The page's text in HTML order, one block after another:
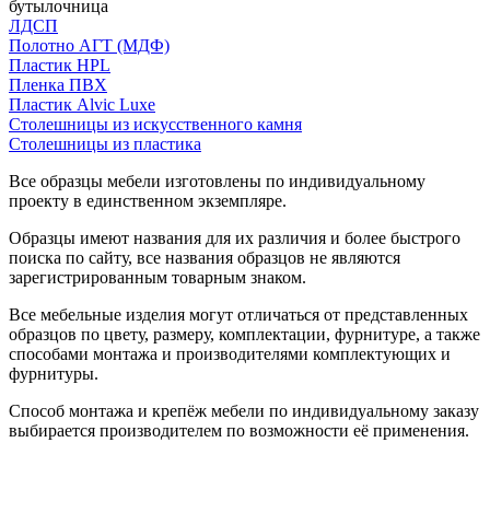
бутылочница
ЛДСП
Полотно АГТ (МДФ)
Пластик HPL
Пленка ПВХ
Пластик Alvic Luxe
Столешницы из искусственного камня
Столешницы из пластика
Все образцы мебели изготовлены по индивидуальному
проекту в единственном экземпляре.
Образцы имеют названия для их различия и более быстрого
поиска по сайту, все названия образцов не являются
зарегистрированным товарным знаком.
Все мебельные изделия могут отличаться от представленных
образцов по цвету, размеру, комплектации, фурнитуре, а также
способами монтажа и производителями комплектующих и
фурнитуры.
Способ монтажа и крепёж мебели по индивидуальному заказу
выбирается производителем по возможности её применения.